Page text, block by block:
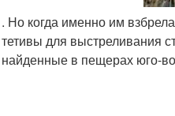
. Но когда именно им
тетивы для выстреливания
найденные в пещерах юго-